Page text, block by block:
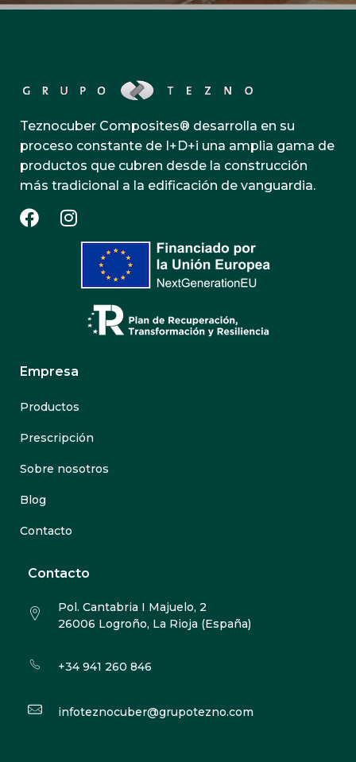
Teznocuber Composites® desarrolla en su
proceso constante de I+D+i una amplia gama de
productos que cubren desde la construcción
más tradicional a la edificación de vanguardia.
Empresa
Productos
Prescripción
Sobre nosotros
Blog
Contacto
Contacto
Pol. Cantabria I Majuelo, 2
26006 Logroño, La Rioja (España)
+34 941 260 846
infoteznocuber@grupotezno.com